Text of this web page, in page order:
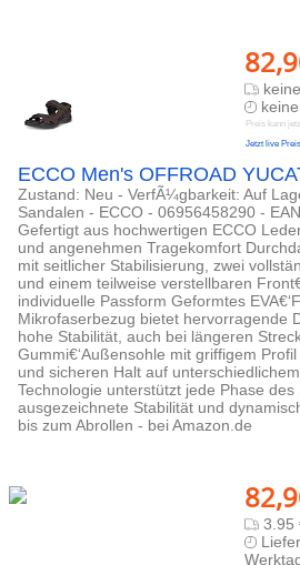
Preis kann
Jetzt live
ECCO Men's OFFROAD
Zustand: Neu - VerfÃ¼gbarkeit: Auf
Sandalen - ECCO - 06956458290 -
Gefertigt aus hochwertigen ECCO
und angenehmen Tragekomfort
mit seitlicher Stabilisierung, zwei
und einem teilweise verstellbaren
individuelle Passform Geformtes
Mikrofaserbezug bietet hervorragende
hohe Stabilität, auch bei längeren
Gummi€‘Außensohle mit griffigem
und sicheren Halt auf
Technologie unterstützt jede Phase
ausgezeichnete Stabilität und
bis zum Abrollen - bei Amazon.de
3.95